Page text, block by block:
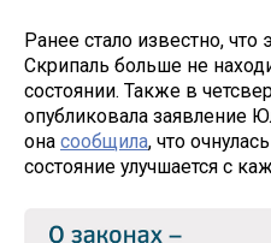
Ранее стало известно,
Скрипаль больше не
состоянии. Также в
опубликовала заявление
она сообщила, что
состояние улучшается с